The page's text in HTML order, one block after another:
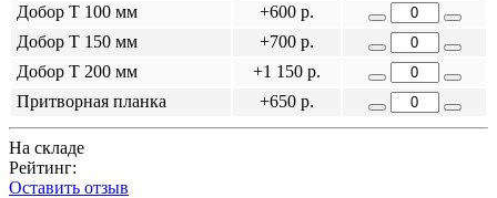
Добор Т 100 мм
+600 р.
Добор Т 150 мм
+700 р.
Добор Т 200 мм
+1 150 р.
Притворная планка
+650 р.
На складе
Рейтинг:
Оставить отзыв